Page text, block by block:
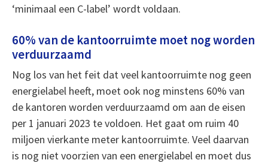
‘minimaal een C-label’ wordt voldaan.
60% van de kantoorruimte moet nog worden
verduurzaamd
Nog los van het feit dat veel kantoorruimte nog geen
energielabel heeft, moet ook nog minstens 60% van
de kantoren worden verduurzaamd om aan de eisen
per 1 januari 2023 te voldoen. Het gaat om ruim 40
miljoen vierkante meter kantoorruimte. Veel daarvan
is nog niet voorzien van een energielabel en moet dus